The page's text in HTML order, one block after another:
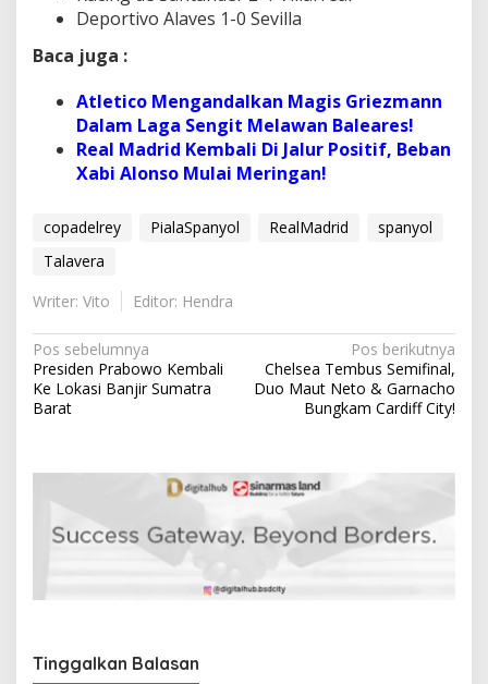
Deportivo Alaves 1-0 Sevilla
Baca juga :
Atletico Mengandalkan Magis Griezmann
Dalam Laga Sengit Melawan Baleares!
Real Madrid Kembali Di Jalur Positif, Beban
Xabi Alonso Mulai Meringan!
copadelrey PialaSpanyol RealMadrid
spanyol
Talavera
Writer: Vito
Editor: Hendra
N
a
v
g
p
s
Pos sebelumnya
Presiden Prabowo Kembali
Ke Lokasi Banjir Sumatra
Barat
Pos berikutnya
Chelsea Tembus Semifinal,
Duo Maut Neto & Garnacho
Bungkam Cardiff City!
Tinggalkan Balasan